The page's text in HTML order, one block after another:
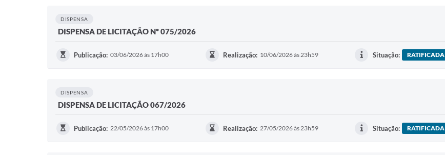
DISPENSA
DISPENSA DE LICITAÇÃO Nº 075/2026
Publicação: 03/06/2026 às 17h00 Realização: 10/06/2026 às 23h59 Situação: RATIFICADA
DISPENSA
DISPENSA DE LICITAÇÃO 067/2026
Publicação: 22/05/2026 às 17h00 Realização: 27/05/2026 às 23h59 Situação: RATIFICADA